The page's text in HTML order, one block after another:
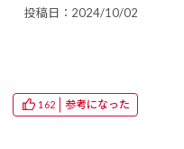
投稿日：2024/10/02
162 参考になった